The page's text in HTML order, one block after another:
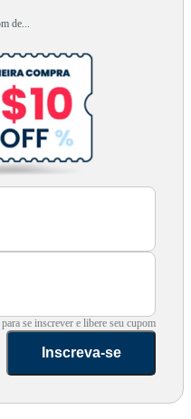
de...
se inscrever e libere seu cupom
Inscreva-se